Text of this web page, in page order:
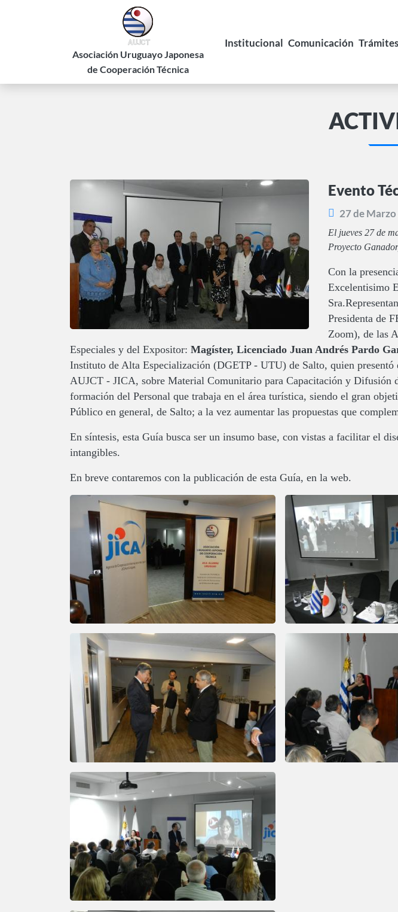
Asociación Uruguayo Japonesa
de Cooperación Técnica
Institucional Comunicación Trámites
Evento
27 de
El jueves 27 de
Proyecto
Con la
Excelentisimo
Presidenta de
Zoom), de las
Especiales y del Expositor: Magíster, Licenciado Juan Andrés Pardo
Instituto de Alta Especialización (DGETP - UTU) de Salto, quien
AUJCT - JICA, sobre Material Comunitario para Capacitación y Difusión
formación del Personal que trabaja en el área turística, siendo el gran
Público en general, de Salto; a la vez aumentar las propuestas que
En síntesis, esta Guía busca ser un insumo base, con vistas a facilitar el
intangibles.
En breve contaremos con la publicación de esta Guía, en la web.